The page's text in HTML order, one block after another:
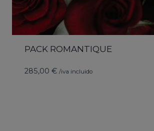
PACK ROMANTIQUE
285,00 € /iva incluido